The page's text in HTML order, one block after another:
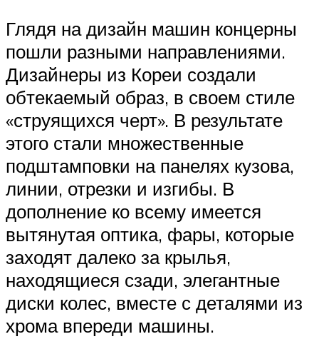
Глядя на дизайн машин концерны
пошли разными направлениями.
Дизайнеры из Кореи создали
обтекаемый образ, в своем стиле
«струящихся черт». В результате
этого стали множественные
подштамповки на панелях кузова,
линии, отрезки и изгибы. В
дополнение ко всему имеется
вытянутая оптика, фары, которые
заходят далеко за крылья,
находящиеся сзади, элегантные
диски колес, вместе с деталями из
хрома впереди машины.